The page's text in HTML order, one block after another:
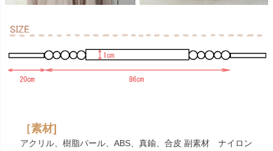
［素材]
アクリル、樹脂パール、ABS、真鍮、合皮 副素材 ナイロン